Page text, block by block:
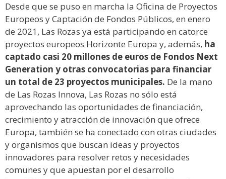
Desde que se puso en marcha la Oficina de Proyectos
Europeos y Captación de Fondos Públicos, en enero
de 2021, Las Rozas ya está participando en catorce
proyectos europeos Horizonte Europa y, además, ha
captado casi 20 millones de euros de Fondos Next
Generation y otras convocatorias para financiar
un total de 23 proyectos municipales. De la mano
de Las Rozas Innova, Las Rozas no sólo está
aprovechando las oportunidades de financiación,
crecimiento y atracción de innovación que ofrece
Europa, también se ha conectado con otras ciudades
y organismos que buscan ideas y proyectos
innovadores para resolver retos y necesidades
comunes y que apuestan por el desarrollo